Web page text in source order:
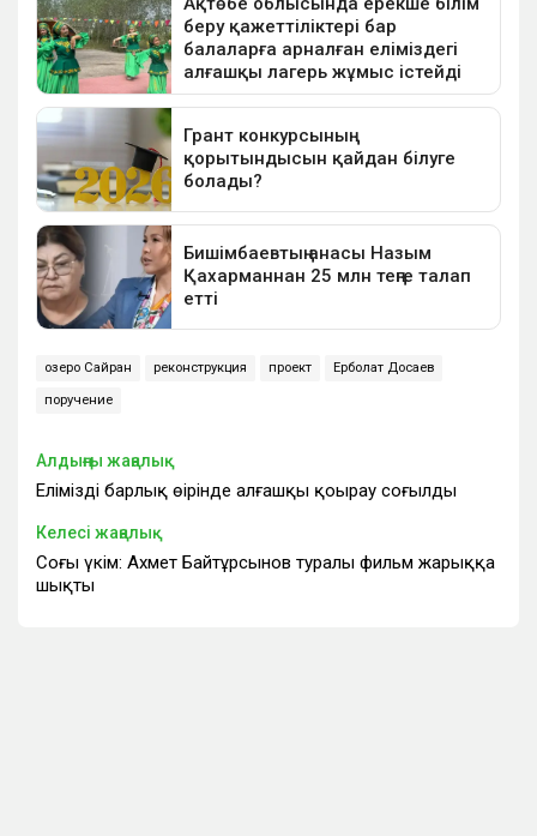
озеро Сайран реконструкция проект Ерболат Досаев
поручение
Алдыңғы жаңалық
Еліміздің барлық өңірінде алғашқы қоңырау соғылды
Келесі жаңалық
Соңғы үкім: Ахмет Байтұрсынов туралы фильм жарыққа
шықты